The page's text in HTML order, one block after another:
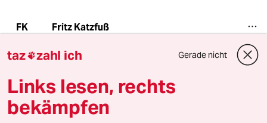
FK Fritz Katzfuß
Kriminelle....das sollte zu denken geben.
meistkommentiert
taz zahl ich Gerade nicht
Links lesen, rechts
bekämpfen